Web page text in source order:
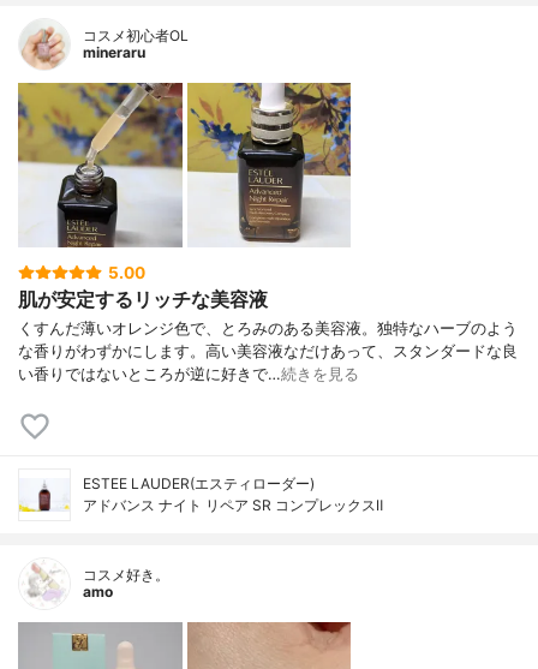
コスメ初心者OL
mineraru
5.00
肌が安定するリッチな美容液
くすんだ薄いオレンジ色で、とろみのある美容液。独特なハーブのよう
な香りがわずかにします。高い美容液なだけあって、スタンダードな良
い香りではないところが逆に好きで…続きを見る
ESTEE LAUDER(エスティローダー)
アドバンス ナイト リペア SR コンプレックスⅡ
コスメ好き。
amo